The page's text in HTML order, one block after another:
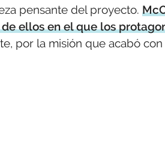
pensante del proyecto.
ellos en el que los
por la misión que acabó